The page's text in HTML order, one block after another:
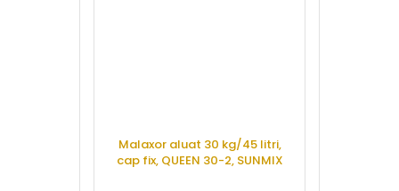
Malaxor aluat 30 kg/45 litri,
cap fix, QUEEN 30-2, SUNMIX